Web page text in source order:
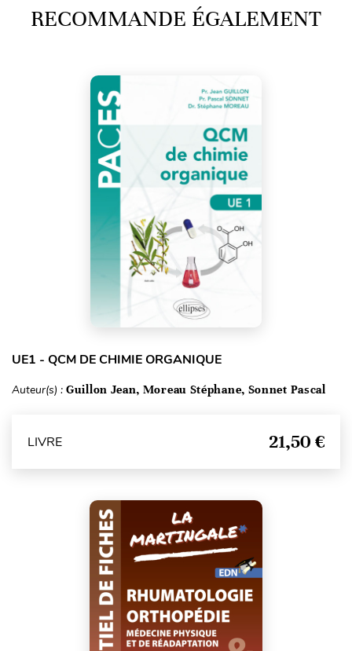
RECOMMANDE ÉGALEMENT
UE1 - QCM DE CHIMIE ORGANIQUE
Auteur(s) : Guillon Jean, Moreau Stéphane, Sonnet Pascal
LIVRE 21,50 €